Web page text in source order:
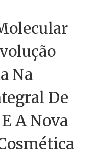
Na
De
A Nova